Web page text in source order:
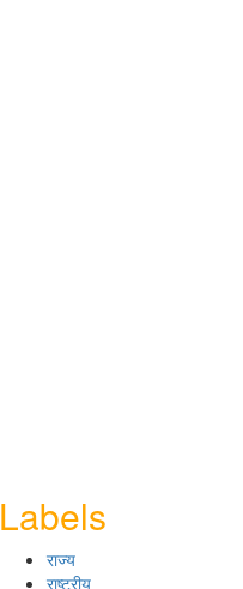
Labels
राज्य
राष्ट्रीय